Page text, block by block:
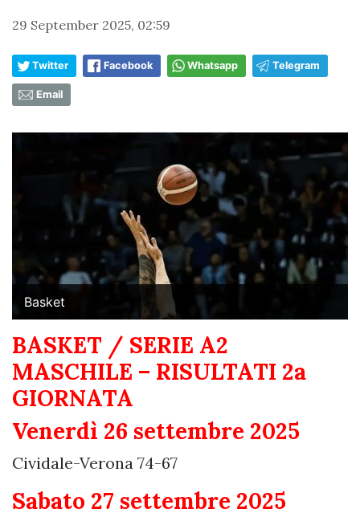
29 September 2025, 02:59
Twitter Facebook Whatsapp Telegram
Email
Basket
BASKET / SERIE A2
MASCHILE – RISULTATI 2a
GIORNATA
Venerdì 26 settembre 2025
Cividale-Verona 74-67
Sabato 27 settembre 2025